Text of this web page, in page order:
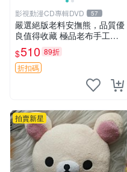
影視動漫CD專輯DVD 57
嚴選絕版老料安撫熊，品質優
良值得收藏 極品老布手工安
撫搖鈴玩具，適合哄睡寶貝
超柔老料搖鈴熊，專為孩子設
計的安心伴護 推薦絕版老布
製工藝搖鈴熊，可當作童
$510 89折
折扣碼
拍賣新星